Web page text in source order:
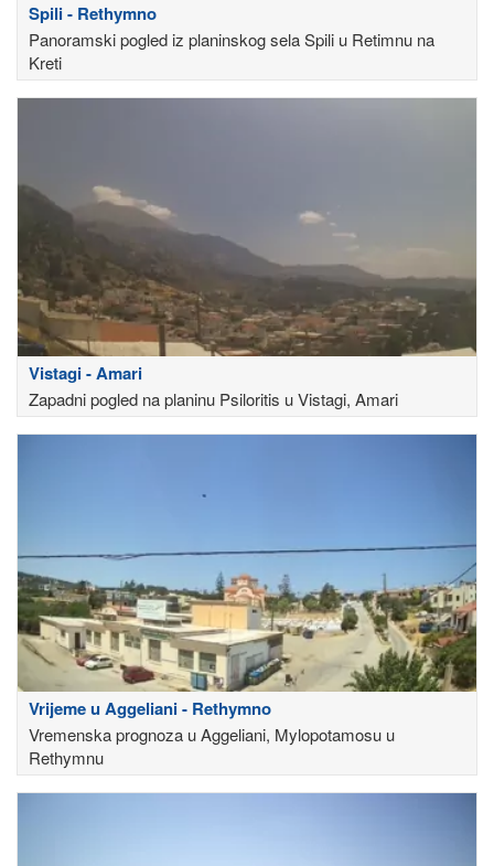
Spili - Rethymno
Panoramski pogled iz planinskog sela Spili u Retimnu na
Kreti
Vistagi - Amari
Zapadni pogled na planinu Psiloritis u Vistagi, Amari
Vrijeme u Aggeliani - Rethymno
Vremenska prognoza u Aggeliani, Mylopotamosu u
Rethymnu